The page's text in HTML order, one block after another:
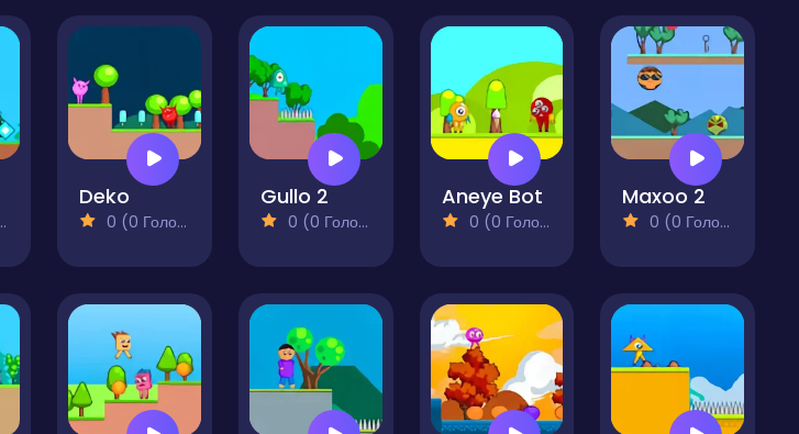
Deko
0 (0 Голосів)
Gullo 2
0 (0 Голосів)
Aneye Bot
0 (0 Голосів)
Maxoo 2
0 (0 Голосів)